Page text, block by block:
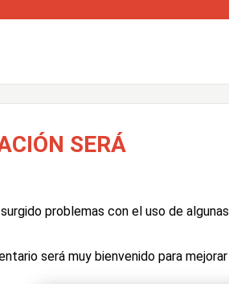
SERÁ
problemas con el uso de algunas
será muy bienvenido para mejorar